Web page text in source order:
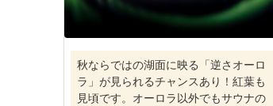
秋ならではの湖面に映る「逆さオーロ
ラ」が見られるチャンスあり！紅葉も
見頃です。オーロラ以外でもサウナの